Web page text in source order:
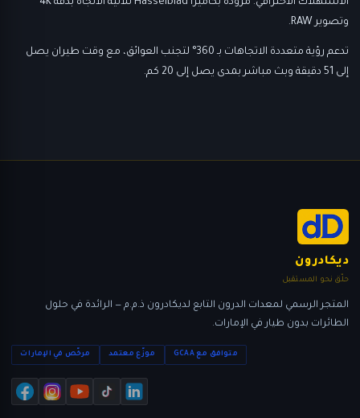
الاستهلاك الاحترافي. مزودة بكاميرا Hasselblad ثلاثية الاتجاه بدقة 4K
وتصوير RAW.
تدعم رؤية متعددة الاتجاهات بـ 360° لتجنب العوائق، مع وقت طيران يصل
إلى 51 دقيقة وبث مباشر بمدى يصل إلى 20 كم.
ديكادرون
حلّق نحو المستقبل
المتجر الرسمي لمعدات الدرون التابع لديكادرون ذ.م.م — الرائدة في حلول
الطائرات بدون طيار في الإمارات.
مرخّص في الإمارات موزّع معتمد متوافق مع GCAA